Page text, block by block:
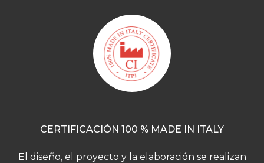
CERTIFICACIÓN 100 % MADE IN ITALY
El diseño, el proyecto y la elaboración se realizan